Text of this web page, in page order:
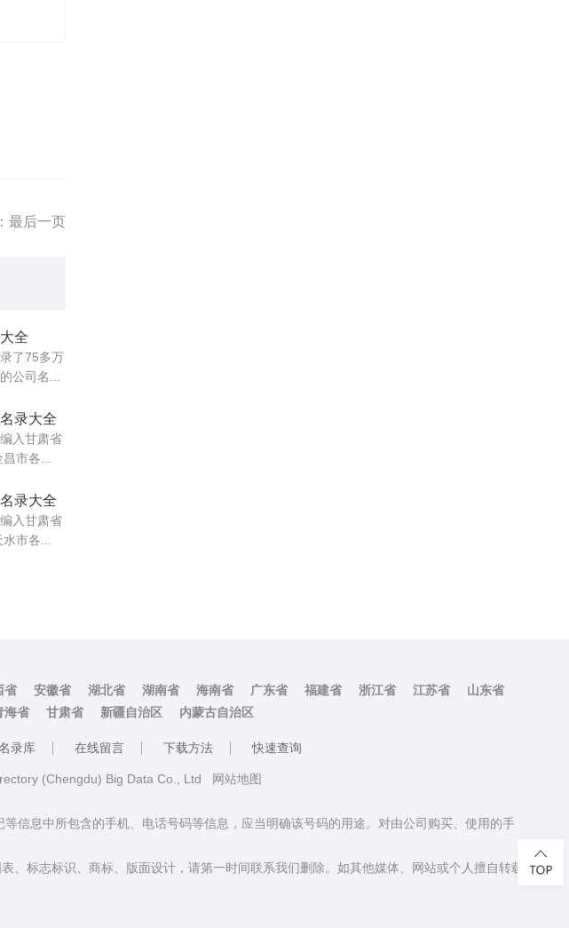
最后一页
全
了75多万
公司名...
录大全
入甘肃省
市各...
录大全
入甘肃省
市各...
省 安徽省 湖北省 湖南省 海南省 广东省 福建省 浙江省 江苏省
山东省
海省 甘肃省 新疆自治区 内蒙古自治区
录库 在线留言 下载方法 快速查询
(Chengdu) Big Data Co., Ltd
网站地图
信息中所包含的手机、电话号码等信息，应当明确该号码的用途。对由公司购买、使用的手
标志标识、商标、版面设计，请第一时间联系我们删除。如其他媒体、网站或个人擅自转载